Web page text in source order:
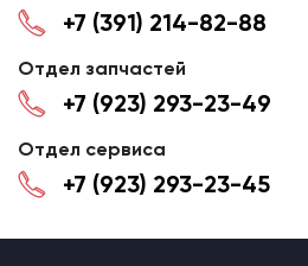
+7 (391) 214-82-88
Отдел запчастей
+7 (923) 293-23-49
Отдел сервиса
+7 (923) 293-23-45